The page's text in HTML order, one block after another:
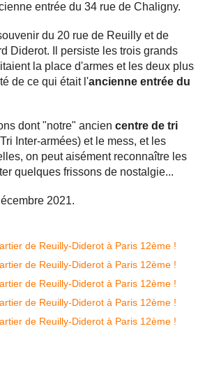
entrée du 34 rue de Chaligny.
du 20 rue de Reuilly et de
Diderot. Il persiste les trois grands
la place d'armes et les deux plus
de ce qui était l'ancienne entrée du
dont "notre" ancien centre de tri
Inter-armées) et le mess, et les
on peut aisément reconnaître les
quelques frissons de nostalgie...
2021.